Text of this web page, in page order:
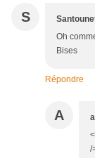
S
Oh
Bises
Répondre
A
/